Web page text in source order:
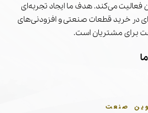
فعالیت می‌کند. هدف ما ایجاد تجربه‌ای
در خرید قطعات صنعتی و افزودنی‌های
برای مشتریان است.
صنعت